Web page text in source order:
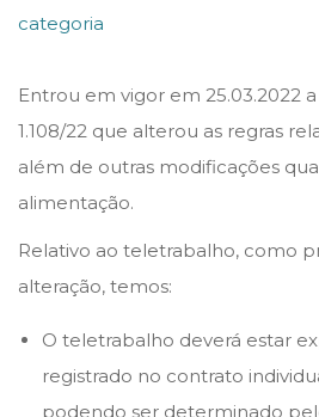
o
t
e
d
o
e
m
a
e
2
t
e
d
categoria
Entrou em vigor em 25.03.2022
1.108/22 que alterou as regras
além de outras modificações
alimentação.
Relativo ao teletrabalho, como
alteração, temos:
O teletrabalho deverá estar
registrado no contrato
podendo ser determinado